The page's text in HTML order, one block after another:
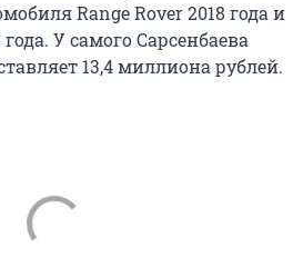
Range Rover 2018 года и
У самого Сарсенбаева
13,4 миллиона рублей.